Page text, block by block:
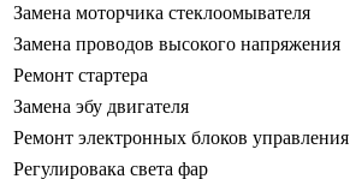
Замена моторчика стеклоомывателя
Замена проводов высокого напряжения
Ремонт стартера
Замена эбу двигателя
Ремонт электронных блоков управления
Регулировака света фар